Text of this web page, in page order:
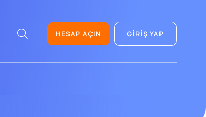
HESAP AÇIN GİRİŞ YAP